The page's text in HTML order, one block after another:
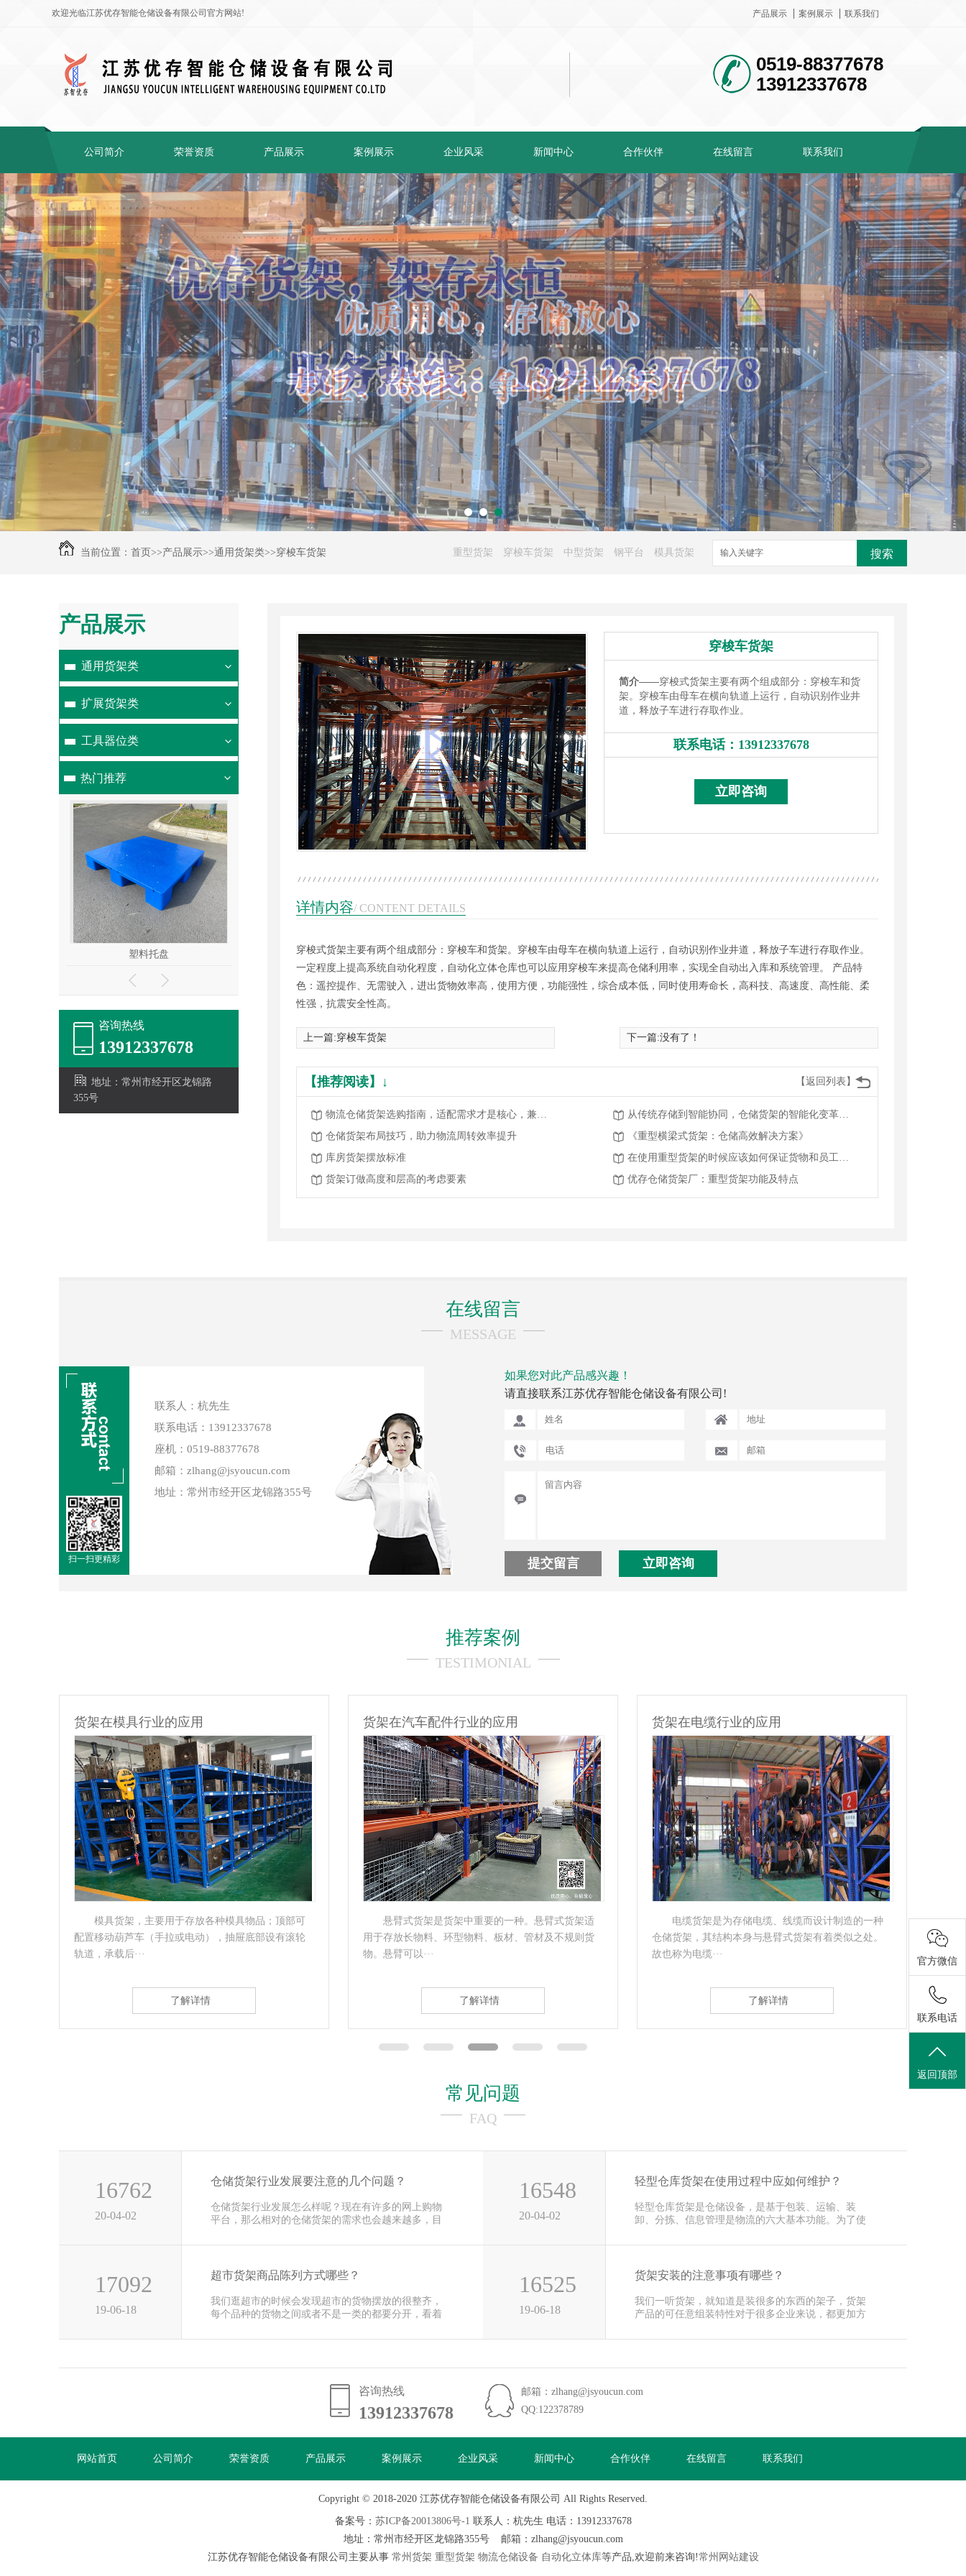
欢迎光临江苏优存智能仓储设备有限公司官方网站! 产品展示 案例展示 联系我们
0519-88377678
13912337678
公司简介 荣誉资质 产品展示 案例展示 企业风采 新闻中心 合作伙伴 在线留言 联系我们
当前位置： 首页 >>产品展示>>通用货架类>>穿梭车货架 搜索
重型货架 穿梭车货架 中型货架 钢平台 模具货架
产品展示
通用货架类
扩展货架类
工具器位类
热门推荐
塑料托盘 塑料托盘 塑料托盘 重型货架带层板
咨询热线
13912337678
地址：常州市经开区龙锦路
355号
穿梭车货架
简介——穿梭式货架主要有两个组成部分：穿梭车和货
架。穿梭车由母车在横向轨道上运行，自动识别作业井
道，释放子车进行存取作业。
联系电话： 13912337678
13912337678
立即咨询
详情内容/ CONTENT DETAILS
穿梭式货架主要有两个组成部分：穿梭车和货架。穿梭车由母车在横向轨道上运行，自动识别作业井道，释放子车进行存取作业。
一定程度上提高系统自动化程度，自动化立体仓库也可以应用穿梭车来提高仓储利用率，实现全自动出入库和系统管理。 产品特
色：遥控提作、无需驶入，进出货物效率高，使用方便，功能强性，综合成本低，同时使用寿命长，高科技、高速度、高性能、柔
性强，抗震安全性高。
上一篇:穿梭车货架 下一篇:没有了！
【返回列表】
【推荐阅读】↓
物流仓储货架选购指南，适配需求才是核心，兼顾高效与安全
从传统存储到智能协同，仓储货架的智能化变革赋能物流升级
仓储货架布局技巧，助力物流周转效率提升
《重型横梁式货架：仓储高效解决方案》
库房货架摆放标准
在使用重型货架的时候应该如何保证货物和员工的安全
货架订做高度和层高的考虑要素
优存仓储货架厂：重型货架功能及特点
在线留言
MESSAGE
扫一扫更精彩
联系人：杭先生
联系电话：13912337678
座机：0519-88377678
邮箱：zlhang@jsyoucun.com
地址：常州市经开区龙锦路355号
如果您对此产品感兴趣！
请直接联系江苏优存智能仓储设备有限公司!
提交留言 立即咨询
推荐案例
TESTIMONIAL
货架在汽车配件行业的应用
悬臂式货架是货架中重要的一种。悬臂式货架适
用于存放长物料、环型物料、板材、管材及不规则货
物。悬臂可以···
了解详情
货架在电缆行业的应用
电缆货架是为存储电缆、线缆而设计制造的一种
仓储货架，其结构本身与悬臂式货架有着类似之处。
故也称为电缆···
了解详情
货架在电子行业的应用
电子货架标签系统，是一种放置在货架上、可替
代传统纸质价格标签的电子显示装置，每一个电子货
架标 电子···
了解详情
体性
放品
常见问题
FAQ
16762
20-04-02
仓储货架行业发展要注意的几个问题？
仓储货架行业发展怎么样呢？现在有许多的网上购物
平台，那么相对的仓储货架的需求也会越来越多，目
16548
20-04-02
轻型仓库货架在使用过程中应如何维护？
轻型仓库货架是仓储设备，是基于包装、运输、装
卸、分拣、信息管理是物流的六大基本功能。为了使
17092
19-06-18
超市货架商品陈列方式哪些？
我们逛超市的时候会发现超市的货物摆放的很整齐，
每个品种的货物之间或者不是一类的都要分开，看着
16525
19-06-18
货架安装的注意事项有哪些？
我们一听货架，就知道是装很多的东西的架子，货架
产品的可任意组装特性对于很多企业来说，都更加方
咨询热线
13912337678
13912337678
邮箱：zlhang@jsyoucun.com
QQ:122378789
网站首页 公司简介 荣誉资质 产品展示 案例展示 企业风采 新闻中心 合作伙伴 在线留言 联系我们
Copyright © 2018-2020 江苏优存智能仓储设备有限公司 All Rights Reserved.
备案号： 苏ICP备20013806号-1 联系人：杭先生 电话：13912337678
地址：常州市经开区龙锦路355号 邮箱：zlhang@jsyoucun.com
江苏优存智能仓储设备有限公司主要从事 常州货架 重型货架 物流仓储设备 自动化立体库等产品,欢迎前来咨询!常州网站建设
官方微信
联系电话
返回顶部